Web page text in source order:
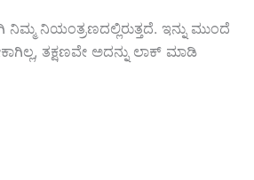
ನಿಯಂತ್ರಣದಲ್ಲಿರುತ್ತದೆ. ಇನ್ನು ಮುಂದೆ
ತಕ್ಷಣವೇ ಅದನ್ನು ಲಾಕ್ ಮಾಡಿ